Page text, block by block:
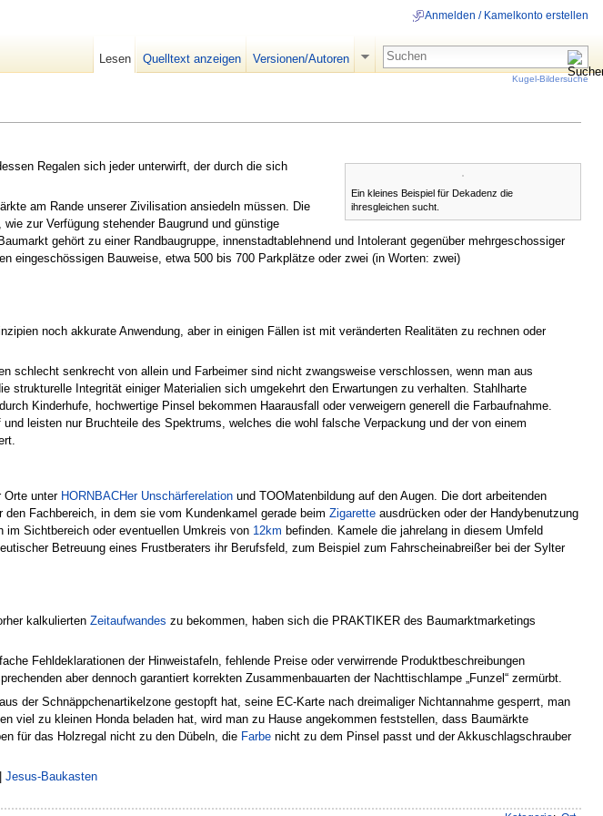
Ein kleines Beispiel für Dekadenz die
ihresgleichen sucht.
Regalen sich jeder unterwirft, der durch die sich
am Rande unserer Zivilisation ansiedeln müssen. Die
zur Verfügung stehender Baugrund und günstige
gehört zu einer Randbaugruppe, innenstadtablehnend und Intolerant gegenüber mehrgeschossiger
eingeschössigen Bauweise, etwa 500 bis 700 Parkplätze oder zwei (in Worten: zwei)
noch akkurate Anwendung, aber in einigen Fällen ist mit veränderten Realitäten zu rechnen oder
schlecht senkrecht von allein und Farbeimer sind nicht zwangsweise verschlossen, wenn man aus
strukturelle Integrität einiger Materialien sich umgekehrt den Erwartungen zu verhalten. Stahlharte
Kinderhufe, hochwertige Pinsel bekommen Haarausfall oder verweigern generell die Farbaufnahme.
leisten nur Bruchteile des Spektrums, welches die wohl falsche Verpackung und der von einem
Orte unter HORNBACHer Unschärferelation und TOOMatenbildung auf den Augen. Die dort arbeitenden
Fachbereich, in dem sie vom Kundenkamel gerade beim Zigarette ausdrücken oder der Handybenutzung
im Sichtbereich oder eventuellen Umkreis von 12km befinden. Kamele die jahrelang in diesem Umfeld
Betreuung eines Frustberaters ihr Berufsfeld, zum Beispiel zum Fahrscheinabreißer bei der Sylter
kalkulierten Zeitaufwandes zu bekommen, haben sich die PRAKTIKER des Baumarktmarketings
Fehldeklarationen der Hinweistafeln, fehlende Preise oder verwirrende Produktbeschreibungen
aber dennoch garantiert korrekten Zusammenbauarten der Nachttischlampe „Funzel“ zermürbt.
der Schnäppchenartikelzone gestopft hat, seine EC-Karte nach dreimaliger Nichtannahme gesperrt, man
viel zu kleinen Honda beladen hat, wird man zu Hause angekommen feststellen, dass Baumärkte
für das Holzregal nicht zu den Dübeln, die Farbe nicht zu dem Pinsel passt und der Akkuschlagschrauber
Jesus-Baukasten
Anmelden / Kamelkonto erstellen
Lesen Quelltext anzeigen Versionen/Autoren
Kugel-Bildersuche